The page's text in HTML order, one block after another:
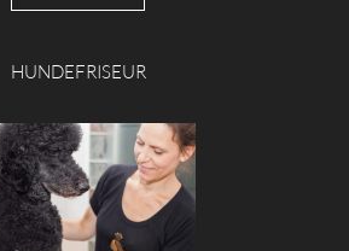
HUNDEFRISEUR